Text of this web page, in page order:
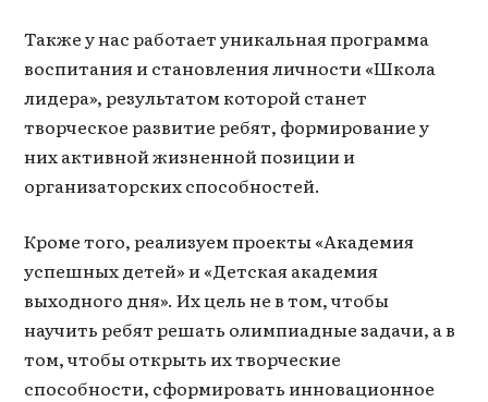
Также у нас работает уникальная программа
воспитания и становления личности «Школа
лидера», результатом которой станет
творческое развитие ребят, формирование у
них активной жизненной позиции и
организаторских способностей.
Кроме того, реализуем проекты «Академия
успешных детей» и «Детская академия
выходного дня». Их цель не в том, чтобы
научить ребят решать олимпиадные задачи, а в
том, чтобы открыть их творческие
способности, сформировать инновационное